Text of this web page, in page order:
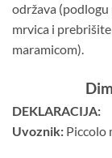
održava
mrvica i
maramicom).
DEKLARACIJA:
Uvoznik: Piccolo